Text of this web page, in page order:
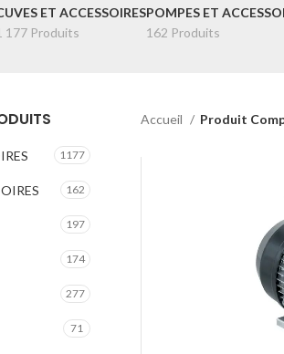
ET ACCESSOIRES
177 Produits
POMPES ET
162 Produits
1177
162
197
174
277
71
Accueil Produit